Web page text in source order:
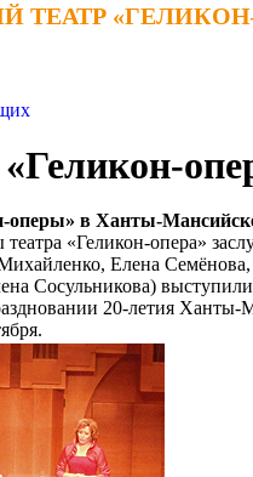
«Геликон-
оперы» в Ханты-
театра «Геликон-опера»
Елена
Сосульникова)
20-летия Ханты-